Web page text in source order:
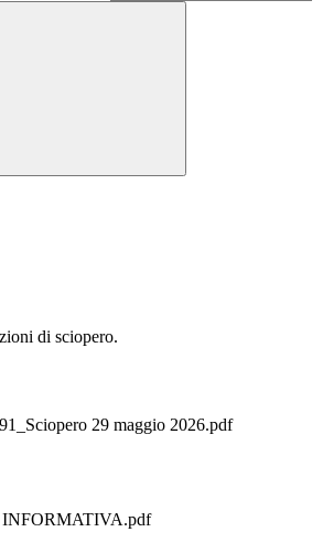
di sciopero.
29 maggio 2026.pdf
INFORMATIVA.pdf